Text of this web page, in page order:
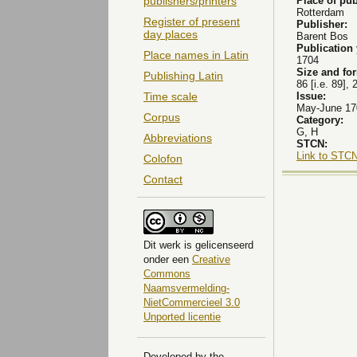
Register of present
day places
Place names in Latin
Publishing Latin
Time scale
Corpus
Abbreviations
Colofon
Contact
Dit werk is gelicenseerd
onder een Creative
Commons
Naamsvermelding-
NietCommercieel 3.0
Unported licentie
Rotterdam
Publisher:
Barent Bos
Publication
1704
Size and
86 [i.e. 89],
Issue:
May-June
Category:
G, H
STCN:
Link to